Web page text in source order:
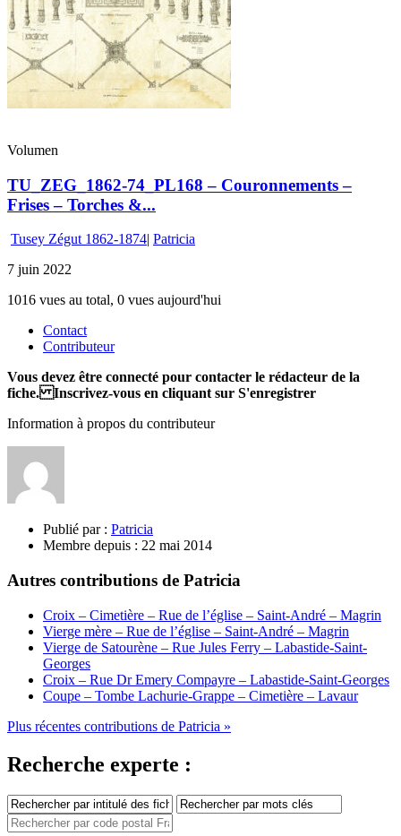
Volumen
TU_ZEG_1862-74_PL168 – Couronnements –
Frises – Torches &...
Tusey Zégut 1862-1874| Patricia
7 juin 2022
1016 vues au total, 0 vues aujourd'hui
Contact
Contributeur
Vous devez être connecté pour contacter le rédacteur de la
fiche. Inscrivez-vous en cliquant sur S'enregistrer
Information à propos du contributeur
Publié par : Patricia
Membre depuis : 22 mai 2014
Autres contributions de Patricia
Croix – Cimetière – Rue de l’église – Saint-André – Magrin
Vierge mère – Rue de l’église – Saint-André – Magrin
Vierge de Satourène – Rue Jules Ferry – Labastide-Saint-
Georges
Croix – Rue Dr Emery Compayre – Labastide-Saint-Georges
Coupe – Tombe Lachurie-Grappe – Cimetière – Lavaur
Plus récentes contributions de Patricia »
Recherche experte :